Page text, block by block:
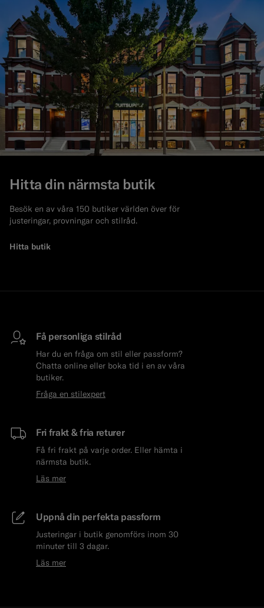
Hitta din närmsta butik
Besök en av våra 150 butiker världen över för
justeringar, provningar och stilråd.
Hitta butik
Få personliga stilråd
Har du en fråga om stil eller passform?
Chatta online eller boka tid i en av våra
butiker.
Fråga en stilexpert
Fri frakt & fria returer
Få fri frakt på varje order. Eller hämta i
närmsta butik.
Läs mer
Uppnå din perfekta passform
Justeringar i butik genomförs inom 30
minuter till 3 dagar.
Läs mer